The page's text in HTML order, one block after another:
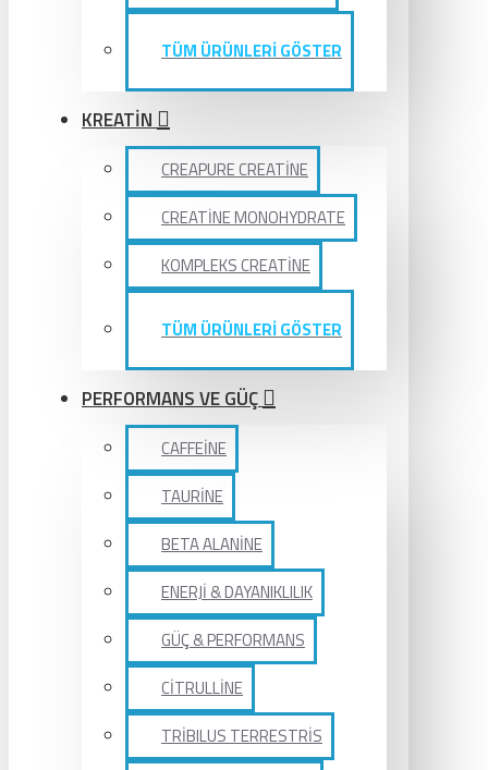
TÜM ÜRÜNLERİ GÖSTER
KREATİN
CREAPURE CREATİNE
CREATİNE MONOHYDRATE
KOMPLEKS CREATİNE
TÜM ÜRÜNLERİ GÖSTER
PERFORMANS VE GÜÇ
CAFFEİNE
TAURİNE
BETA ALANİNE
ENERJİ & DAYANIKLILIK
GÜÇ & PERFORMANS
CİTRULLİNE
TRİBILUS TERRESTRİS